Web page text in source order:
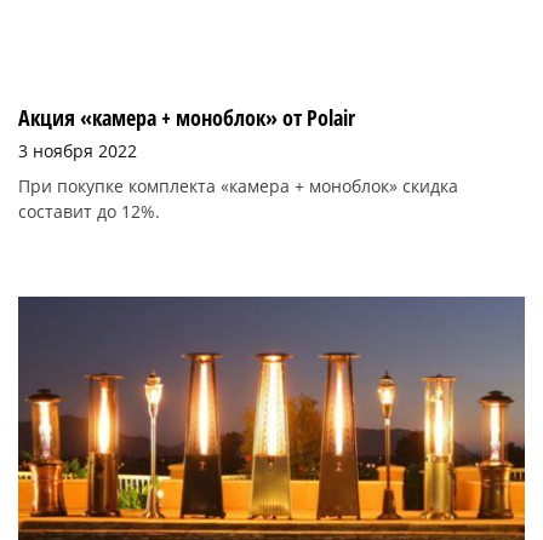
Акция «камера + моноблок» от Polair
3 ноября 2022
При покупке комплекта «камера + моноблок» скидка
составит до 12%.